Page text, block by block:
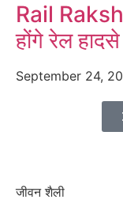
Rail
होंगे रेल
September 24,
जीवन शैली